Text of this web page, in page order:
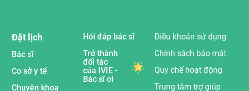
Đặt lịch
Bác sĩ
Cơ sở y tế
Chuyên khoa
Hỏi đáp bác sĩ
Trở thành
đối tác
của IVIE -
Bác sĩ ơi
Điều khoản sử dụng
Chính sách bảo mật
Quy chế hoạt động
Trung tâm trợ giúp